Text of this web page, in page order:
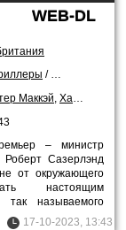
WEB-DL
/ Сериалы
Маккэй, Ханс Херботс
– министр
Роберт Сазерлэнд
от окружающего
настоящим
так называемого
17-10-2023, 13:43